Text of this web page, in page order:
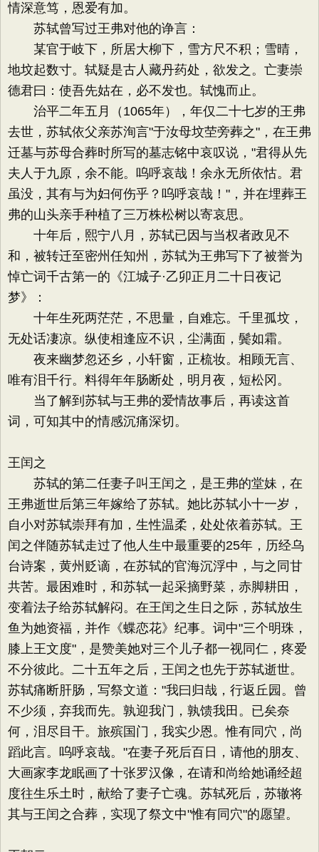
情深意笃，恩爱有加。
苏轼曾写过王弗对他的诤言：
某官于岐下，所居大柳下，雪方尺不积；雪晴，
地坟起数寸。轼疑是古人藏丹药处，欲发之。亡妻崇
德君曰：使吾先姑在，必不发也。轼愧而止。
治平二年五月（1065年），年仅二十七岁的王弗
去世，苏轼依父亲苏洵言"于汝母坟茔旁葬之"，在王弗
迁墓与苏母合葬时所写的墓志铭中哀叹说，"君得从先
夫人于九原，余不能。呜呼哀哉！余永无所依怙。君
虽没，其有与为妇何伤乎？呜呼哀哉！"，并在埋葬王
弗的山头亲手种植了三万株松树以寄哀思。
十年后，熙宁八月，苏轼已因与当权者政见不
和，被转迁至密州任知州，苏轼为王弗写下了被誉为
悼亡词千古第一的《江城子·乙卯正月二十日夜记
梦》：
十年生死两茫茫，不思量，自难忘。千里孤坟，
无处话凄凉。纵使相逢应不识，尘满面，鬓如霜。
夜来幽梦忽还乡，小轩窗，正梳妆。相顾无言、
唯有泪千行。料得年年肠断处，明月夜，短松冈。
当了解到苏轼与王弗的爱情故事后，再读这首
词，可知其中的情感沉痛深切。
王闰之
苏轼的第二任妻子叫王闰之，是王弗的堂妹，在
王弗逝世后第三年嫁给了苏轼。她比苏轼小十一岁，
自小对苏轼崇拜有加，生性温柔，处处依着苏轼。王
闰之伴随苏轼走过了他人生中最重要的25年，历经乌
台诗案，黄州贬谪，在苏轼的官海沉浮中，与之同甘
共苦。最困难时，和苏轼一起采摘野菜，赤脚耕田，
变着法子给苏轼解闷。在王闰之生日之际，苏轼放生
鱼为她资福，并作《蝶恋花》纪事。词中"三个明珠，
膝上王文度"，是赞美她对三个儿子都一视同仁，疼爱
不分彼此。二十五年之后，王闰之也先于苏轼逝世。
苏轼痛断肝肠，写祭文道："我曰归哉，行返丘园。曾
不少须，弃我而先。孰迎我门，孰馈我田。已矣奈
何，泪尽目干。旅殡国门，我实少恩。惟有同穴，尚
蹈此言。呜呼哀哉。"在妻子死后百日，请他的朋友、
大画家李龙眠画了十张罗汉像，在请和尚给她诵经超
度往生乐土时，献给了妻子亡魂。苏轼死后，苏辙将
其与王闰之合葬，实现了祭文中"惟有同穴"的愿望。